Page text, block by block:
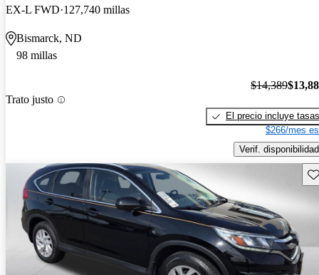
EX-L FWD 127,740 millas
Bismarck, ND
98 millas
Trato justo
$14,389
El precio incluye tasas
$266/mes
Verif. disponibilidad